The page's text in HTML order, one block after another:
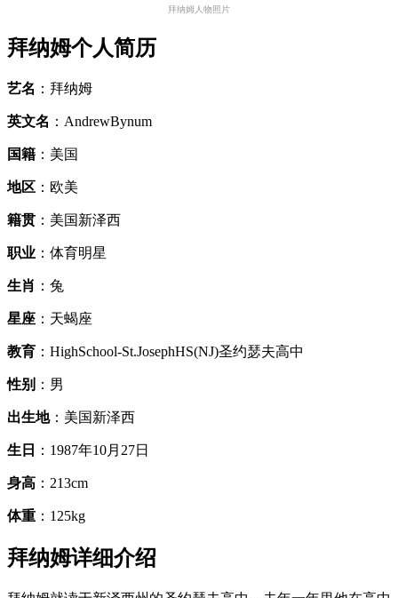
拜纳姆人物照片
拜纳姆个人简历
艺名 ：拜纳姆
英文名 ：AndrewBynum
国籍 ：美国
地区 ：欧美
籍贯 ：美国新泽西
职业 ：体育明星
生肖 ：兔
星座 ：天蝎座
教育 ：HighSchool-St.JosephHS(NJ)圣约瑟夫高中
性别 ：男
出生地：美国新泽西
生日 ：1987年10月27日
身高 ：213cm
体重 ：125kg
拜纳姆详细介绍